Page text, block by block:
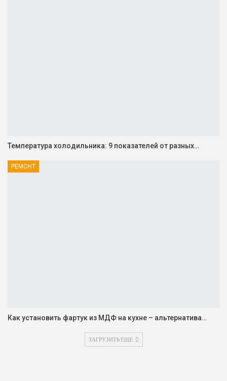
Температура холодильника: 9 показателей от разных…
РЕМОНТ
Как установить фартук из МДФ на кухне – альтернатива…
ЗАГРУЗИТЬ ЕЩЕ